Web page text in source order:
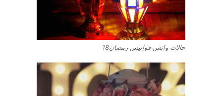
حالات واتس فوانيس رمضان18